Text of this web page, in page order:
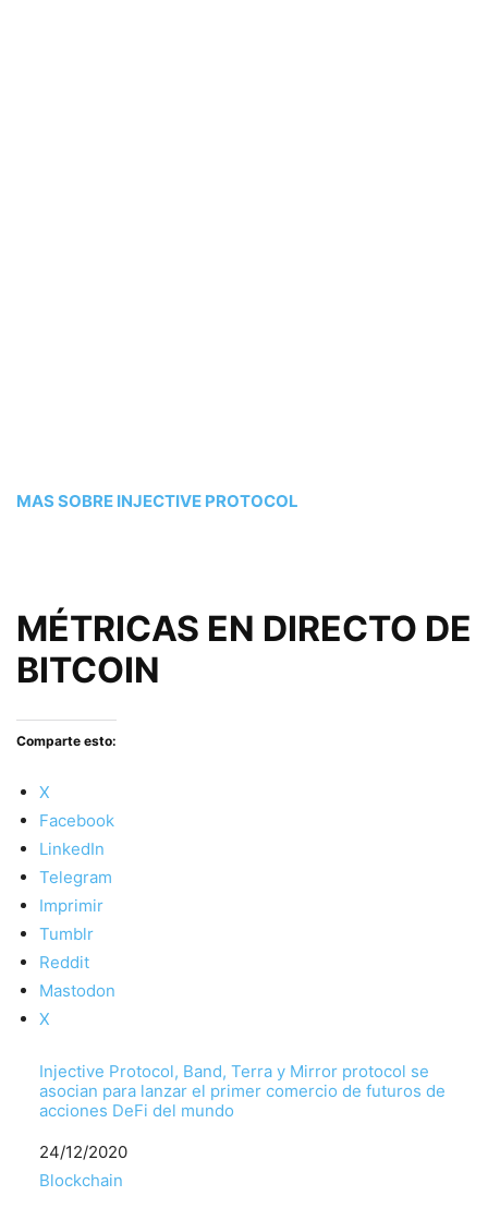
MAS SOBRE INJECTIVE PROTOCOL
MÉTRICAS EN DIRECTO DE
BITCOIN
Comparte esto:
X
Facebook
LinkedIn
Telegram
Imprimir
Tumblr
Reddit
Mastodon
X
Injective Protocol, Band, Terra y Mirror protocol se
asocian para lanzar el primer comercio de futuros de
acciones DeFi del mundo
Fecha
24/12/2020
Respecto a
Blockchain